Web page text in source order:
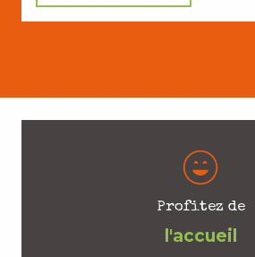
Profitez de
l'accueil